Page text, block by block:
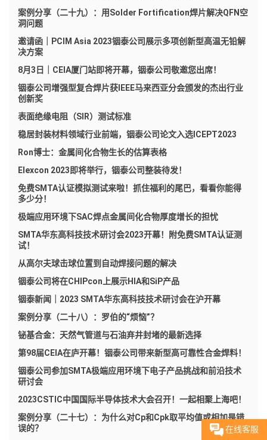
在线客服
案例分享（二十九）：用Solder Fortification焊片解决QFN空
洞问题
邀请函｜PCIM Asia 2023铟泰公司展示多项创新型高温无铅解
决方案
8月3日｜CEIA厦门站即将开幕，铟泰公司敬邀您出席！
铟泰公司增强型复合焊片获IEEE马来西亚分会颁发的杰出行业
创新奖
表面绝缘电阻（SIR）测试标准
稳居封装材料领域行业前端，铟泰公司论文入选ICEPT2023
Ron博士：金属间化合物生长的估算表格
Elexcon 2023即将举行，铟泰公司整装待发！
免费SMTA认证模拟测试来啦！抓住福利的尾巴，看看你能得
多少分！
极端应用环境下SAC焊点金属间化合物厚度增长的担忧
SMTA华东高科技技术研讨会2023开幕！附免费SMTA认证测
试！
从高尔夫球击球位置到自动焊接问题的解决
铟泰公司将在CHIPcon上展示HIA和SiP产品
铟泰新闻｜2023 SMTA华东高科技技术研讨会在沪开幕
案例分享（二十八）：罗伯的“烦恼”？
铋基合金：天然气管道与石油弃井封堵的最新选择
第98届CEIA在庐开幕！铟泰公司带来新型高可靠性合金焊料！
铟泰公司参加SMTA极端应用环境下电子产品挑战和前沿技术
研讨会
2023CSTIC中国国际半导体技术大会召开！一起相聚上海吧！
案例分享（二十七）：为什么对Cp和Cpk取平均值或相加是错
误的？